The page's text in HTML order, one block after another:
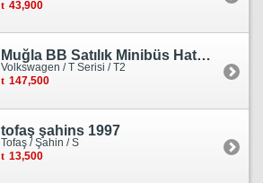
43,900
Muğla BB Satılık Minibüs Hatı Volkswagen Crafter
Volkswagen / T Serisi / T2
147,500
tofaş şahins 1997
Tofaş / Şahin / S
13,500